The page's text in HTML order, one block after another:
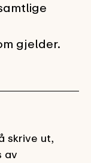
gjelder.
skrive ut,
av